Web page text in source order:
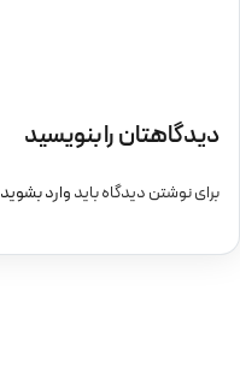
دیدگاهتان را بنویسید
برای نوشتن دیدگاه بایدوارد بشوید